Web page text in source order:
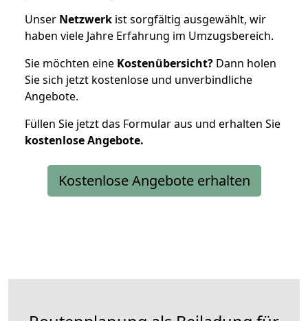
Unser Netzwerk ist sorgfältig ausgewählt, wir
haben viele Jahre Erfahrung im Umzugsbereich.
Sie möchten eine Kostenübersicht? Dann holen
Sie sich jetzt kostenlose und unverbindliche
Angebote.
Füllen Sie jetzt das Formular aus und erhalten Sie
kostenloseAngebote.
Kostenlose Angebote erhalten